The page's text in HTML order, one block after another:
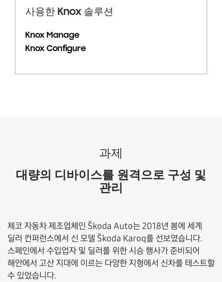
사용한 Knox 솔루션
Knox Manage
Knox Configure
과제
대량의 디바이스를 원격으로 구성 및
관리
체코 자동차 제조업체인 Škoda Auto는 2018년 봄에 세계
딜러 컨퍼런스에서 신 모델 Škoda Karoq를 선보였습니다.
스페인에서 수입업자 및 딜러를 위한 시승 행사가 준비되어
해안에서 고산 지대에 이르는 다양한 지형에서 신차를 테스트할
수 있었습니다.